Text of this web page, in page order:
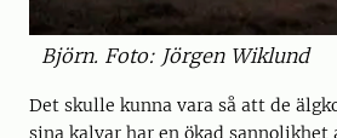
Björn. Foto: Jörgen Wiklund
Det skulle kunna vara så att de
sina kalvar har en ökad sannolikhet